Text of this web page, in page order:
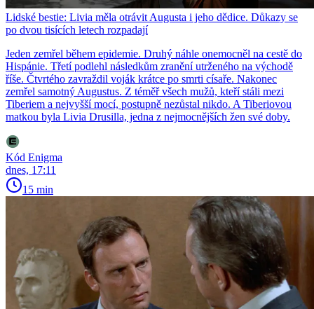
Lidské bestie: Livia měla otrávit Augusta i jeho dědice. Důkazy se
po dvou tisících letech rozpadají
Jeden zemřel během epidemie. Druhý náhle onemocněl na cestě do
Hispánie. Třetí podlehl následkům zranění utrženého na východě
říše. Čtvrtého zavraždil voják krátce po smrti císaře. Nakonec
zemřel samotný Augustus. Z téměř všech mužů, kteří stáli mezi
Tiberiem a nejvyšší mocí, postupně nezůstal nikdo. A Tiberiovou
matkou byla Livia Drusilla, jedna z nejmocnějších žen své doby.
Kód Enigma
dnes, 17:11
15 min